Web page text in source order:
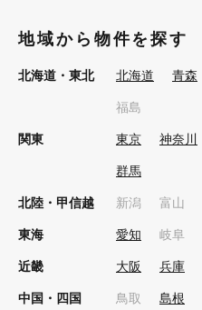
地域から物件を探す
北海道・東北 北海道 青森
福島
関東 東京 神奈川
群馬
北陸・甲信越 新潟 富山
東海 愛知 岐阜
近畿 大阪 兵庫
中国・四国 鳥取 島根